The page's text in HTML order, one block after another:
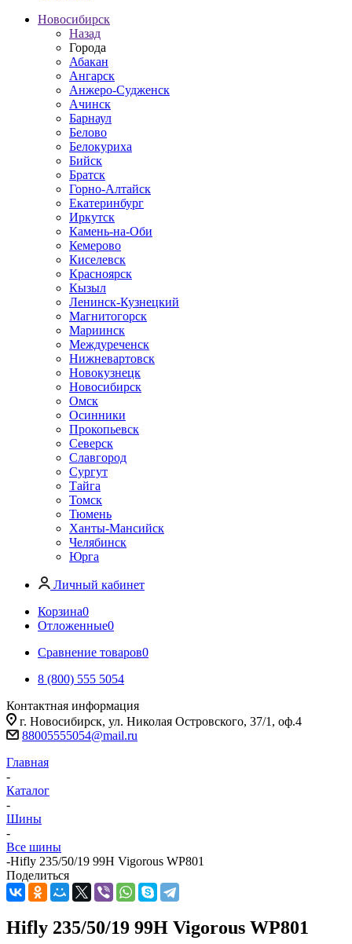
Новосибирск
Назад
Города
Абакан
Ангарск
Анжеро-Судженск
Ачинск
Барнаул
Белово
Белокуриха
Бийск
Братск
Горно-Алтайск
Екатеринбург
Иркутск
Камень-на-Оби
Кемерово
Киселевск
Красноярск
Кызыл
Ленинск-Кузнецкий
Магнитогорск
Мариинск
Междуреченск
Нижневартовск
Новокузнецк
Новосибирск
Омск
Осинники
Прокопьевск
Северск
Славгород
Сургут
Тайга
Томск
Тюмень
Ханты-Мансийск
Челябинск
Юрга
Личный кабинет
Корзина0
Отложенные0
Сравнение товаров0
8 (800) 555 5054
Контактная информация
г. Новосибирск, ул. Николая Островского, 37/1, оф.4
88005555054@mail.ru
Главная
-
Каталог
-
Шины
-
Все шины
-Hifly 235/50/19 99H Vigorous WP801
Поделиться
Hifly 235/50/19 99H Vigorous WP801